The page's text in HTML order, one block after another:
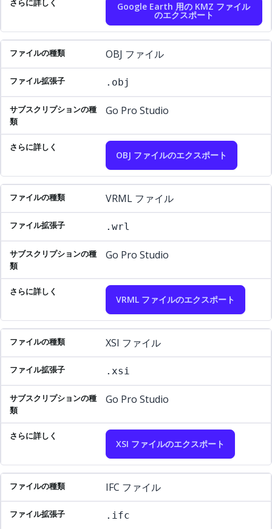
Google Earth 用の KMZ ファイル
のエクスポート
OBJ ファイル
.obj
Go Pro Studio
OBJ ファイルのエクスポート
VRML ファイル
.wrl
Go Pro Studio
VRML ファイルのエクスポート
XSI ファイル
.xsi
Go Pro Studio
XSI ファイルのエクスポート
IFC ファイル
.ifc